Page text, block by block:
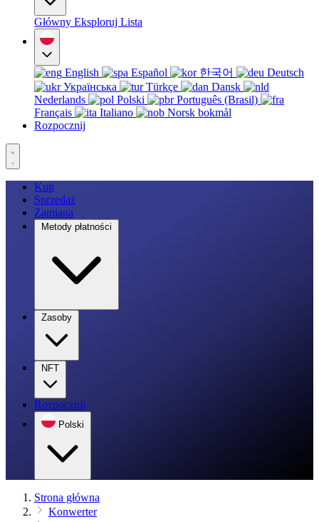
Główny Eksploruj Lista
English Español 한국어
Deutsch
Українська
Türkçe
Dansk
Nederlands
Polski
Português (Brasil)
Français
Italiano
Norsk bokmål
Rozpocznij
Kup
Sprzedaż
Zamiana
Metody płatności
Zasoby
NFT
Rozpocznij
Polski
Strona główna
Konwerter